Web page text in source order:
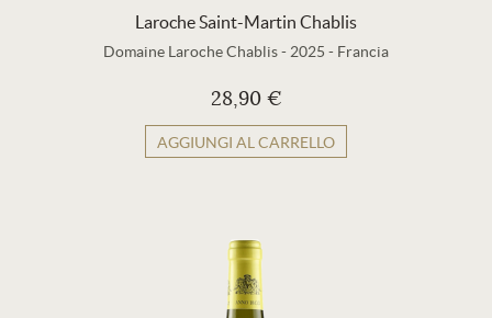
Laroche Saint-Martin Chablis
Domaine Laroche Chablis- 2025 - Francia
28,90 €
AGGIUNGI AL CARRELLO